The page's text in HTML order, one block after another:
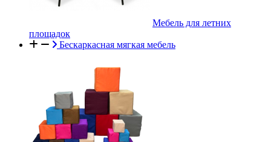
Мебель для летних
площадок
Бескаркасная мягкая мебель